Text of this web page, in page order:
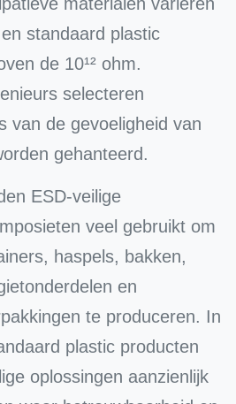
standaard plastic
de 10¹² ohm.
selecteren
van de gevoeligheid van
gehanteerd.
ESD-veilige
veel gebruikt om
haspels, bakken,
en
te produceren. In
plastic producten
oplossingen aanzienlijk